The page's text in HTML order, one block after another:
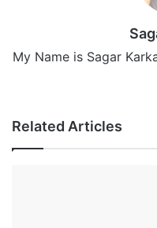
My Name is Sagar
Related Articles